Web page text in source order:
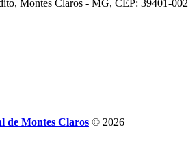
Montes Claros - MG, CEP: 39401-002
de Montes Claros © 2026